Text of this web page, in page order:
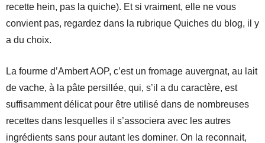
recette hein, pas la quiche). Et si vraiment, elle ne vous
convient pas, regardez dans la rubrique Quiches du blog, il y
a du choix.
La fourme d’Ambert AOP, c’est un fromage auvergnat, au lait
de vache, à la pâte persillée, qui, s’il a du caractère, est
suffisamment délicat pour être utilisé dans de nombreuses
recettes dans lesquelles il s’associera avec les autres
ingrédients sans pour autant les dominer. On la reconnait,